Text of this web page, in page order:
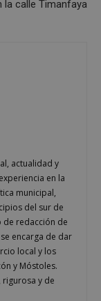
la calle Timanfaya
actualidad y
en la
municipal,
del sur de
redacción de
encarga de dar
local y los
y Móstoles.
y de
la
el
cuentas.
sin